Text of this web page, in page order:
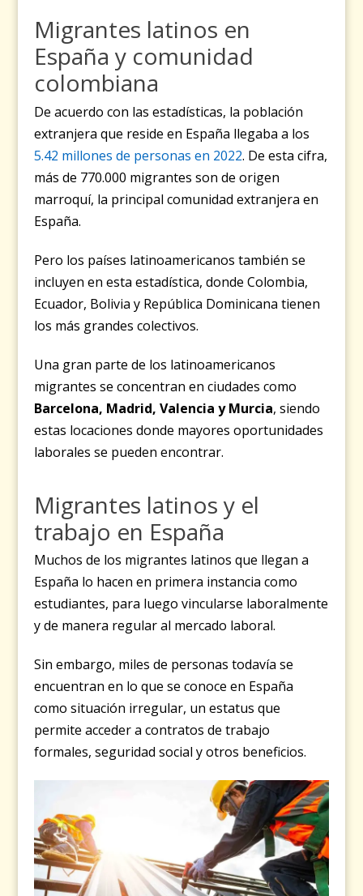
Migrantes latinos en
España y comunidad
colombiana
De acuerdo con las estadísticas, la población
extranjera que reside en España llegaba a los
5.42 millones de personas en 2022. De esta cifra,
más de 770.000 migrantes son de origen
marroquí, la principal comunidad extranjera en
España.
Pero los países latinoamericanos también se
incluyen en esta estadística, donde Colombia,
Ecuador, Bolivia y República Dominicana tienen
los más grandes colectivos.
Una gran parte de los latinoamericanos
migrantes se concentran en ciudades como
Barcelona, Madrid, Valencia y Murcia, siendo
estas locaciones donde mayores oportunidades
laborales se pueden encontrar.
Migrantes latinos y el
trabajo en España
Muchos de los migrantes latinos que llegan a
España lo hacen en primera instancia como
estudiantes, para luego vincularse laboralmente
y de manera regular al mercado laboral.
Sin embargo, miles de personas todavía se
encuentran en lo que se conoce en España
como situación irregular, un estatus que
permite acceder a contratos de trabajo
formales, seguridad social y otros beneficios.